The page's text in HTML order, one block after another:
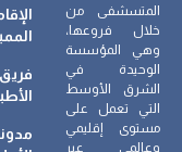
المتسشفى من
خلال فروعها،
وهي المؤسسة
الوحيدة في
الشرق الأوسط
التي تعمل على
مستوى إقليمي
وعالمي عبر
فريق